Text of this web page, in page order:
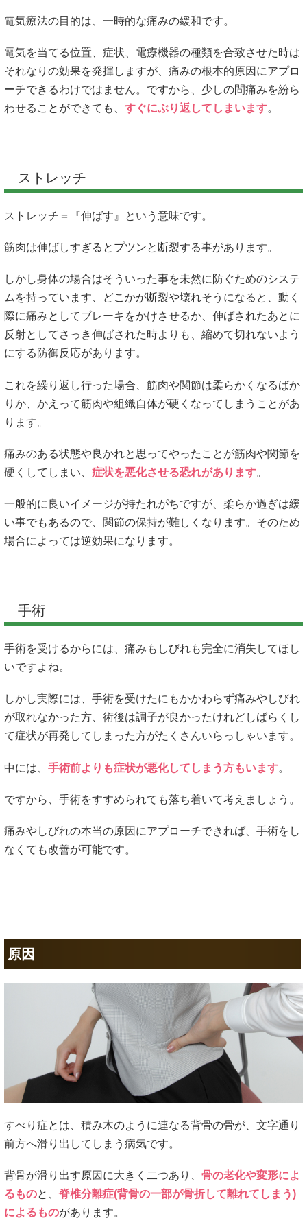
電気療法の目的は、一時的な痛みの緩和です。
電気を当てる位置、症状、電療機器の種類を合致させた時は
それなりの効果を発揮しますが、痛みの根本的原因にアプロ
ーチできるわけではません。ですから、少しの間痛みを紛ら
わせることができても、 すぐにぶり返してしまいます。
ストレッチ
ストレッチ＝『伸ばす』という意味です。
筋肉は伸ばしすぎるとプツンと断裂する事があります。
しかし身体の場合はそういった事を未然に防ぐためのシステ
ムを持っています、どこかが断裂や壊れそうになると、動く
際に痛みとしてブレーキをかけさせるか、伸ばされたあとに
反射としてさっき伸ばされた時よりも、縮めて切れないよう
にする防御反応があります。
これを繰り返し行った場合、筋肉や関節は柔らかくなるばか
りか、かえって筋肉や組織自体が硬くなってしまうことがあ
ります。
痛みのある状態や良かれと思ってやったことが筋肉や関節を
硬くしてしまい、 症状を悪化させる恐れがあります。
一般的に良いイメージが持たれがちですが、柔らか過ぎは緩
い事でもあるので、関節の保持が難しくなります。そのため
場合によっては逆効果になります。
手術
手術を受けるからには、痛みもしびれも完全に消失してほし
いですよね。
しかし実際には、手術を受けたにもかかわらず痛みやしびれ
が取れなかった方、術後は調子が良かったけれどしばらくし
て症状が再発してしまった方がたくさんいらっしゃいます。
中には、 手術前よりも症状が悪化してしまう方もいます。
ですから、手術をすすめられても落ち着いて考えましょう。
痛みやしびれの本当の原因にアプローチできれば、手術をし
なくても改善が可能です。
原因
すべり症とは、積み木のように連なる背骨の骨が、文字通り
前方へ滑り出してしまう病気です。
背骨が滑り出す原因に大きく二つあり、 骨の老化や変形によ
るものと、 脊椎分離症(背骨の一部が骨折して離れてしまう)
によるものがあります。